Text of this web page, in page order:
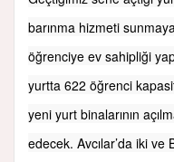
barınma hizmeti
öğrenciye ev sahipliği
yurtta 622 öğrenci
yeni yurt binalarının
edecek. Avcılar’da iki